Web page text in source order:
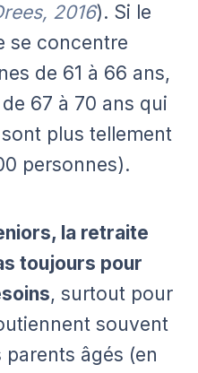
2016). Si le
se concentre
de 61 à 66 ans,
67 à 70 ans qui
plus tellement
personnes).
la retraite
toujours pour
, surtout pour
souvent
parents âgés (en